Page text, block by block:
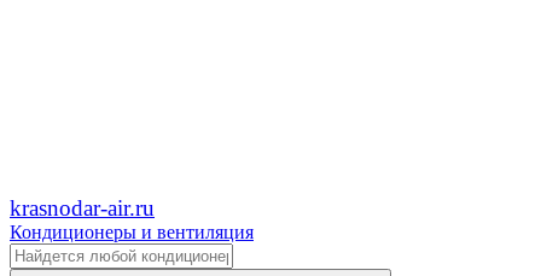
krasnodar-air.ru
Кондиционеры и вентиляция